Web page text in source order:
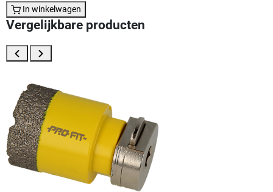
In winkelwagen
Vergelijkbare producten